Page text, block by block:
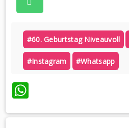
#60. Geburtstag Niveauvoll
#instagram #whatsapp
WhatsApp